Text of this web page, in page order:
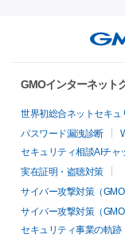
GMOインターネット
世界初総合ネットセキュ
パスワード漏洩診断
セキュリティ相談AIチャ
実在証明・盗聴対策
サイバー攻撃対策（
サイバー攻撃対策（GMO
セキュリティ事業の軌跡